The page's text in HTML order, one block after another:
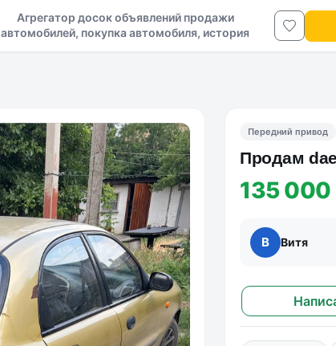
Агрегатор досок объявлений продажи
автомобилей, покупка автомобиля, история
авто в ДНР и ЛНР
Передний привод
Продам
135
В Витя